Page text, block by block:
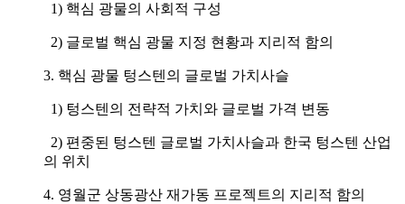
1) 핵심 광물의 사회적 구성
2) 글로벌 핵심 광물 지정 현황과 지리적 함의
3. 핵심 광물 텅스텐의 글로벌 가치사슬
1) 텅스텐의 전략적 가치와 글로벌 가격 변동
2) 편중된 텅스텐 글로벌 가치사슬과 한국 텅스텐 산업
의 위치
4. 영월군 상동광산 재가동 프로젝트의 지리적 함의